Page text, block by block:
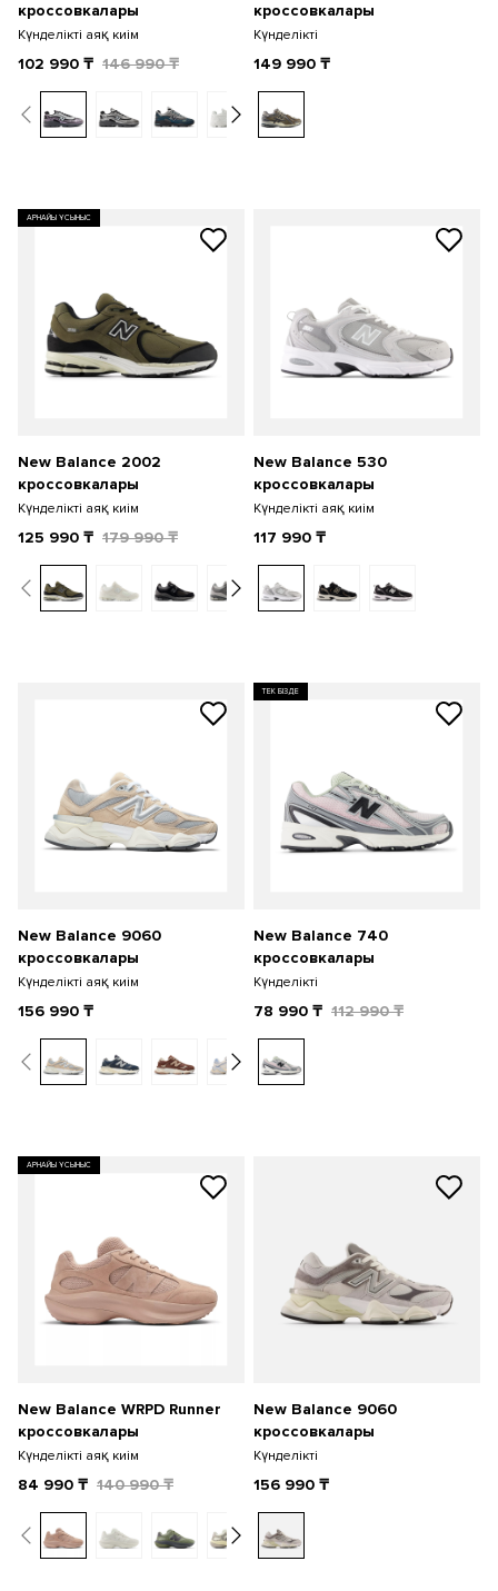
кроссовкалары
Күнделікті аяқ киім
102 990 ₸ 146 990₸
кроссовкалары
Күнделікті
149 990 ₸
АРНАЙЫ ҰСЫНЫС
New Balance 2002
кроссовкалары
Күнделікті аяқ киім
125 990 ₸ 179 990₸
New Balance 530
кроссовкалары
Күнделікті аяқ киім
117 990 ₸
New Balance 9060
кроссовкалары
Күнделікті аяқ киім
156 990 ₸
ТЕК БІЗДЕ
New Balance 740
кроссовкалары
Күнделікті
78 990 ₸ 112 990₸
АРНАЙЫ ҰСЫНЫС
New Balance WRPD Runner
кроссовкалары
Күнделікті аяқ киім
84 990 ₸ 140 990₸
New Balance 9060
кроссовкалары
Күнделікті
156 990 ₸